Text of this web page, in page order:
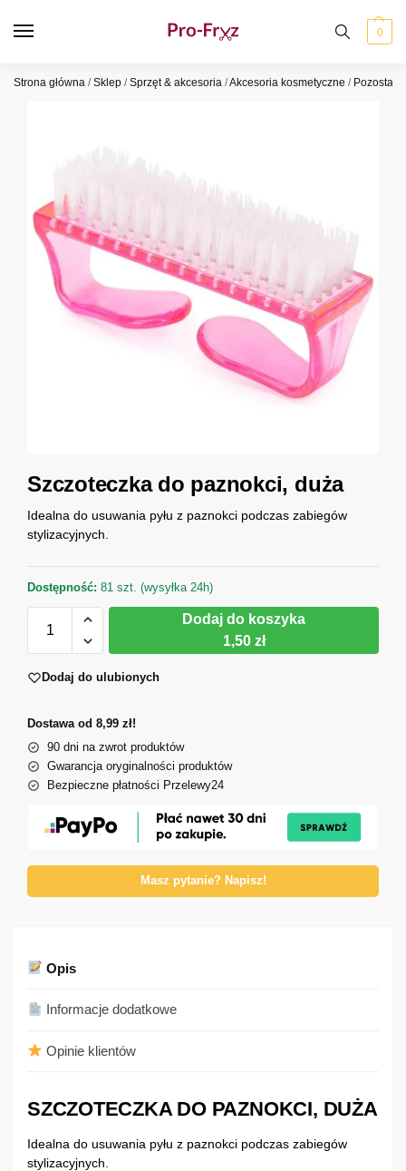
0
Strona główna /Sklep /Sprzęt & akcesoria /Akcesoria kosmetyczne / Pozostałe
Szczoteczka do paznokci, duża
Idealna do usuwania pyłu z paznokci podczas zabiegów
stylizacyjnych.
Dostępność: 81 szt. (wysyłka 24h)
Dodaj do koszyka
1,50 zł
Dodaj do ulubionych
Dostawa od 8,99 zł!
90 dni na zwrot produktów
Gwarancja oryginalności produktów
Bezpieczne płatności Przelewy24
Masz pytanie? Napisz!
Opis
Informacje dodatkowe
Opinie klientów
SZCZOTECZKA DO PAZNOKCI, DUŻA
Idealna do usuwania pyłu z paznokci podczas zabiegów
stylizacyjnych.